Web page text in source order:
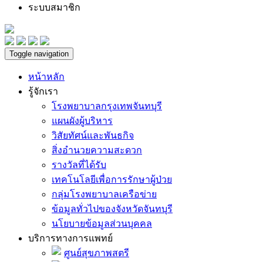
ระบบสมาชิก
Toggle navigation
หน้าหลัก
รู้จักเรา
โรงพยาบาลกรุงเทพจันทบุรี
แผนผังผู้บริหาร
วิสัยทัศน์และพันธกิจ
สิ่งอำนวยความสะดวก
รางวัลที่ได้รับ
เทคโนโลยีเพื่อการรักษาผู้ป่วย
กลุ่มโรงพยาบาลเครือข่าย
ข้อมูลทั่วไปของจังหวัดจันทบุรี
นโยบายข้อมูลส่วนบุคคล
บริการทางการแพทย์
ศูนย์สุขภาพสตรี